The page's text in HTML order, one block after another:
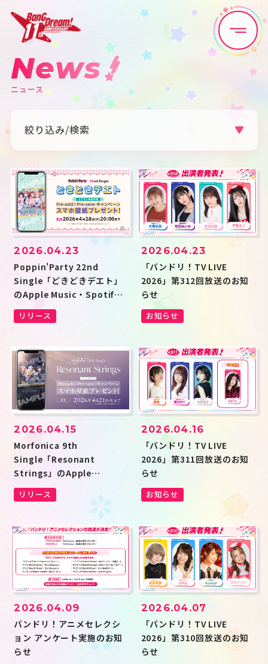
Home News
Live•Event Discography
Game Media
Schedule About
Goods
EN
News
ニュース
絞り込み/検索
すべて お知らせ
ライブ・イベント
リリース
グッズ メディア
アーティスト
すべて Poppin'Party Afterglow
Pastel＊Palettes Roselia
ハロー、ハッピーワールド！ Morfonica
RAISE A SUILEN MyGO!!!!!
Ave Mujica 夢限大みゅーたいぷ
millsage 一家Dumb Rock!
シャッフルユニット その他
キーワード
検索
この条件で検索
2026.04.23
リリース
Poppin'Party 22nd
Single「どきどきデエト」
のApple Music・Spotify
事前予約（Pre-add / Pre-
save）キャンペーン開催
2026.04.23
お知らせ
「バンドリ！TV LIVE
2026」第312回放送のお知
らせ
2026.04.15
リリース
Morfonica 9th
Single「Resonant
Strings」のApple
Music・Spotify事前予約
（Pre-add / Pre-save）キ
2026.04.16
お知らせ
「バンドリ！TV LIVE
2026」第311回放送のお知
らせ
2026.04.09
バンドリ！アニメセレクシ
ョン アンケート実施のお知
らせ
2026.04.07
「バンドリ！TV LIVE
2026」第310回放送のお知
らせ